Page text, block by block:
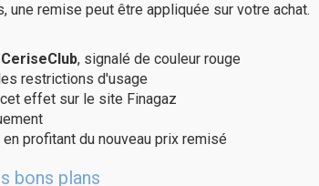
remise peut être appliquée sur votre achat.
, signalé de couleur rouge
restrictions d'usage
effet sur le site Finagaz
profitant du nouveau prix remisé
bons plans